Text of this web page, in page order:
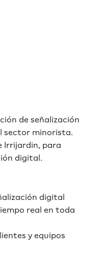
de señalización
sector minorista.
Irrijardin, para
digital.
digital
real en toda
y equipos